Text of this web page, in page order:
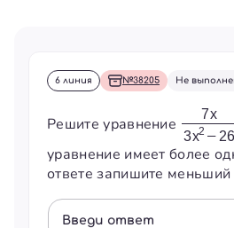
6 линия №38205 Не
Решите уравнение
уравнение имеет более
ответе запишите меньший
Введи ответ